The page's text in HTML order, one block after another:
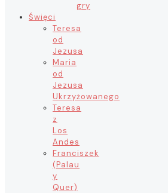
gry
Święci
Teresa
od
Jezusa
Maria
od
Jezusa
Ukrzyżowanego
Teresa
z
Los
Andes
Franciszek
(Palau
y
Quer)